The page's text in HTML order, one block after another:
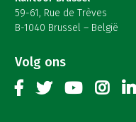
59-61, Rue de Trèves
B-1040 Brussel – België
Volg ons